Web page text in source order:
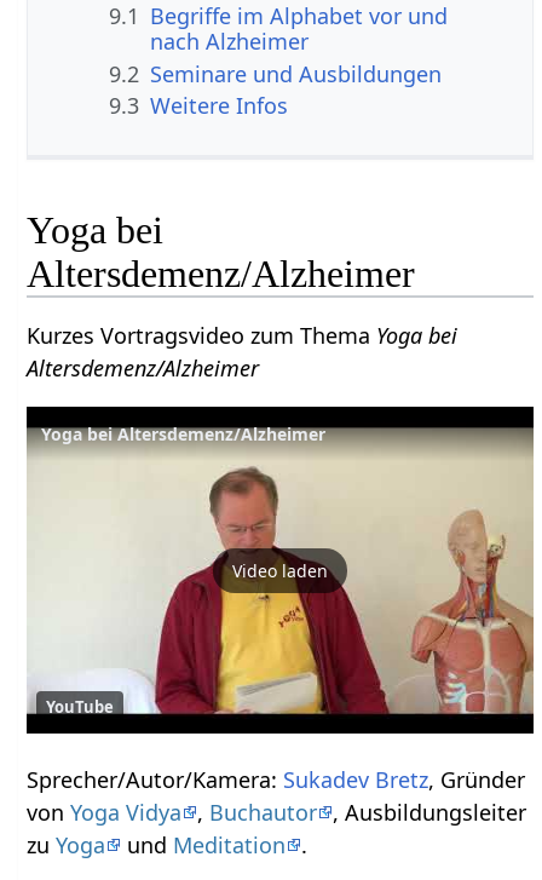
9.1 Begriffe im Alphabet vor und
nach Alzheimer
9.2 Seminare und Ausbildungen
9.3 Weitere Infos
Yoga bei
Altersdemenz/Alzheimer
Kurzes Vortragsvideo zum Thema Yoga bei
Altersdemenz/Alzheimer
Yoga bei Altersdemenz/Alzheimer
Video laden
YouTube
Sprecher/Autor/Kamera: Sukadev Bretz, Gründer
vonYoga Vidya , Buchautor , Ausbildungsleiter
zuYoga und Meditation .